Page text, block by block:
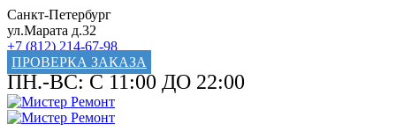
Санкт-Петербург
ул.Марата д.32
+7 (812) 214-67-98
ПРОВЕРКА ЗАКАЗА
ПН.-ВС: С 11:00 ДО 22:00